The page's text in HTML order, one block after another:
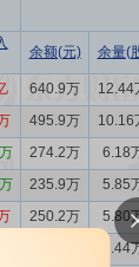
余额(元) 余量(
640.9万 12.44
495.9万 10.16
274.2万 6.18
235.9万 5.85
250.2万 5.80
5.44